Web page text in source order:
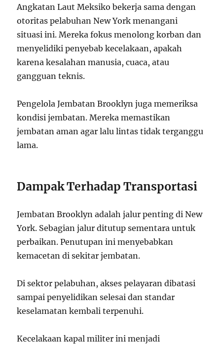
Angkatan Laut Meksiko bekerja sama dengan
otoritas pelabuhan New York menangani
situasi ini. Mereka fokus menolong korban dan
menyelidiki penyebab kecelakaan, apakah
karena kesalahan manusia, cuaca, atau
gangguan teknis.
Pengelola Jembatan Brooklyn juga memeriksa
kondisi jembatan. Mereka memastikan
jembatan aman agar lalu lintas tidak terganggu
lama.
Dampak Terhadap Transportasi
Jembatan Brooklyn adalah jalur penting di New
York. Sebagian jalur ditutup sementara untuk
perbaikan. Penutupan ini menyebabkan
kemacetan di sekitar jembatan.
Di sektor pelabuhan, akses pelayaran dibatasi
sampai penyelidikan selesai dan standar
keselamatan kembali terpenuhi.
Kecelakaan kapal militer ini menjadi